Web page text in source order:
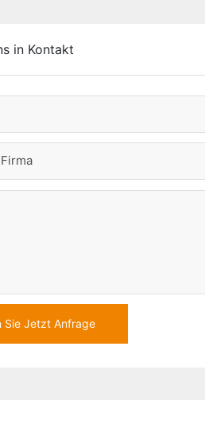
in Kontakt
Sie Jetzt Anfrage